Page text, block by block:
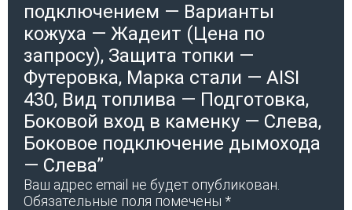
подключением — Варианты
кожуха — Жадеит (Цена по
запросу), Защита топки —
Футеровка, Марка стали — AISI
430, Вид топлива — Подготовка,
Боковой вход в каменку — Слева,
Боковое подключение дымохода
— Слева”
Ваш адрес email не будет опубликован.
Обязательные поля помечены *